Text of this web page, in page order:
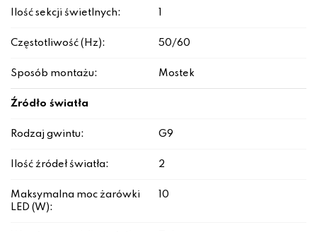
Ilość sekcji świetlnych:
Częstotliwość (Hz): 50/60
Sposób montażu: Mostek
Źródło światła
Rodzaj gwintu: G9
Ilość źródeł światła: 2
Maksymalna moc żarówki
LED (W):
10